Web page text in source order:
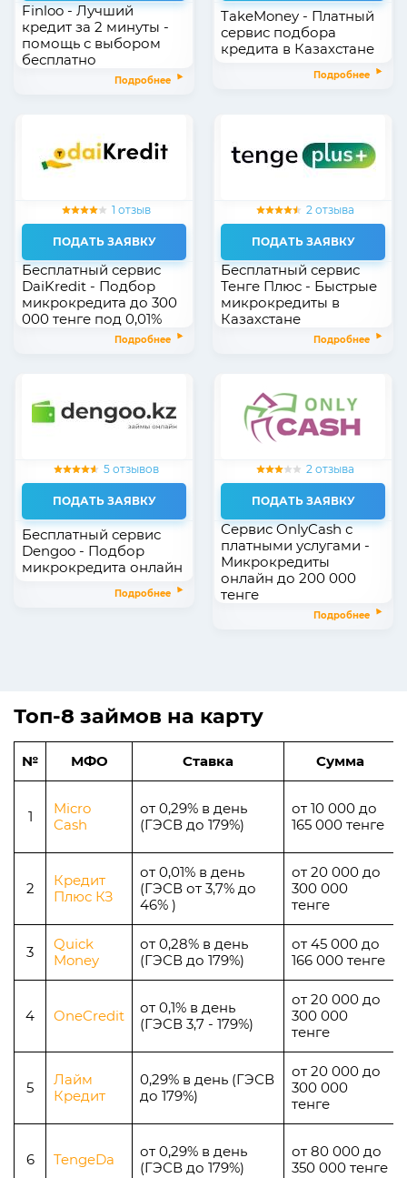
Finloo - Лучший
кредит за 2 минуты -
помощь с выбором
бесплатно
Подробнее
TakeMoney - Платный
сервис подбора
кредита в Казахстане
Подробнее
1 отзыв
ПОДАТЬ ЗАЯВКУ
Бесплатный сервис
DaiKredit - Подбор
микрокредита до 300
000 тенге под 0,01%
Подробнее
2 отзыва
ПОДАТЬ ЗАЯВКУ
Бесплатный сервис
Тенге Плюс - Быстрые
микрокредиты в
Казахстане
Подробнее
5 отзывов
ПОДАТЬ ЗАЯВКУ
Бесплатный сервис
Dengoo - Подбор
микрокредита онлайн
Подробнее
2 отзыва
ПОДАТЬ ЗАЯВКУ
Сервис OnlyCash с
платными услугами -
Микрокредиты
онлайн до 200 000
тенге
Подробнее
Топ-8 займов на карту
№ МФО Ставка Сумма
1
Micro
Cash
от 0,29% в день
(ГЭСВ до 179%)
от 10 000 до
165 000 тенге
2
Кредит
Плюс КЗ
от 0,01% в день
(ГЭСВ от 3,7% до
46% )
от 20 000 до
300 000
тенге
3
Quick
Money
от 0,28% в день
(ГЭСВ до 179%)
от 45 000 до
166 000 тенге
4 OneCredit
от 0,1% в день
(ГЭСВ 3,7 - 179%)
от 20 000 до
300 000
тенге
5
Лайм
Кредит
0,29% в день (ГЭСВ
до 179%)
от 20 000 до
300 000
тенге
6 TengeDa
от 0,29% в день
(ГЭСВ до 179%)
от 80 000 до
350 000 тенге